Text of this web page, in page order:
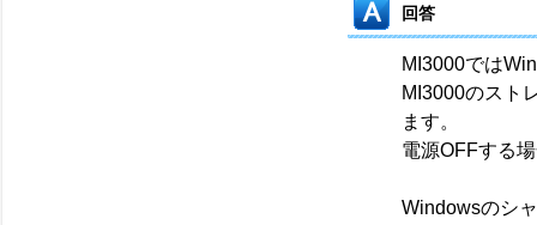
回答
MI3000では
MI3000のスト
ます。
電源OFFする
Windowsのシ